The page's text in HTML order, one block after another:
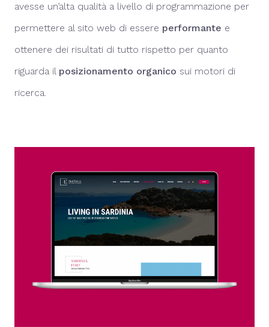
avesse un’alta qualità a livello di programmazione per
permettere al sito web di essere performante e
ottenere dei risultati di tutto rispetto per quanto
riguarda il posizionamento organico sui motori di
ricerca.